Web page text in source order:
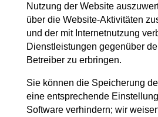
Nutzung der Website
über die Website-Aktivitäten
und der mit Internetnutzung
Dienstleistungen gegenüber
Betreiber zu erbringen.
Sie können die Speicherung
eine entsprechende
Software verhindern; wir